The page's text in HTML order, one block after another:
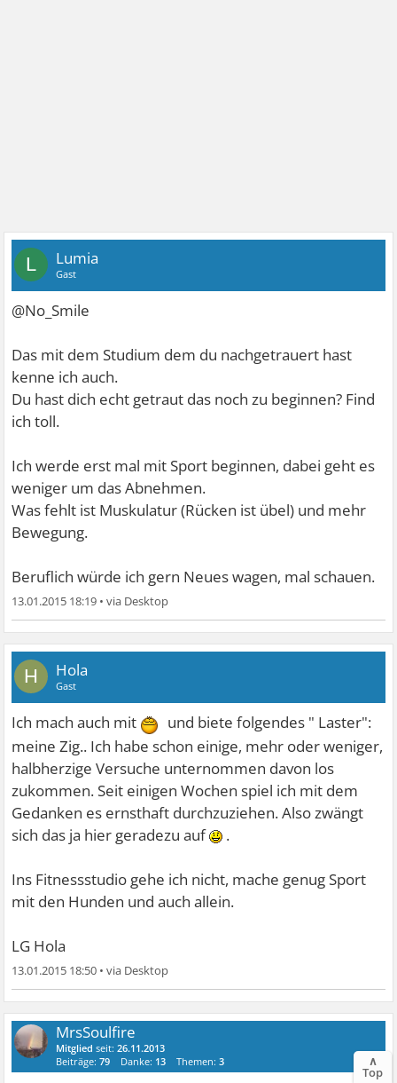
L Lumia
Gast
@No_Smile
Das mit dem Studium dem du nachgetrauert hast
kenne ich auch.
Du hast dich echt getraut das noch zu beginnen? Find
ich toll.
Ich werde erst mal mit Sport beginnen, dabei geht es
weniger um das Abnehmen.
Was fehlt ist Muskulatur (Rücken ist übel) und mehr
Bewegung.
Beruflich würde ich gern Neues wagen, mal schauen.
13.01.2015 18:19 •
H Hola
Gast
Ich mach auch mit
und biete folgendes " Laster":
meine Zig.. Ich habe schon einige, mehr oder weniger,
halbherzige Versuche unternommen davon los
zukommen. Seit einigen Wochen spiel ich mit dem
Gedanken es ernsthaft durchzuziehen. Also zwängt
sich das ja hier geradezu auf
.
Ins Fitnessstudio gehe ich nicht, mache genug Sport
mit den Hunden und auch allein.
LG Hola
13.01.2015 18:50 •
MrsSoulfire
Mitglied seit:26.11.2013
Beiträge:79 Danke: 13 Themen:3 ∧
Top